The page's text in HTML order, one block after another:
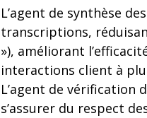
L’agent de synthèse
transcriptions,
»), améliorant
interactions client à
L’agent de vérification
s’assurer du respect